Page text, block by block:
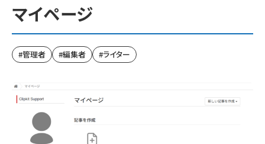
マイページ
管理者 編集者 ライター